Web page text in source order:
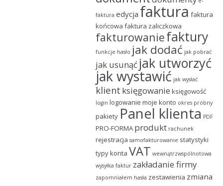
faktura edycja faktura faktura
końcowa faktura zaliczkowa
fakturowaniefaktury
funkcje hasło jak dodać jak pobrać
jak usunąć jak utworzyć
jak wystawić jak wysłać
klient księgowanie księgowość
login logowanie moje konto okres próbny
pakiety Panel klienta PDF
PRO-FORMA produkt rachunek
rejestracja samofakturowanie statystyki
typy konta VAT wewnątrzwspólnotowa
wysyłka faktur zakładanie firmy
zapomniałem hasła zestawienia zmiana